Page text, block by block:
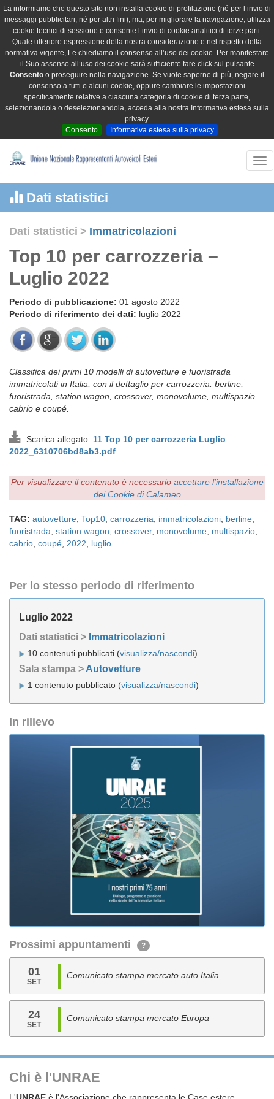
La informiamo che questo sito non installa cookie di profilazione (né per l’invio di
messaggi pubblicitari, né per altri fini); ma, per migliorare la navigazione, utilizza
cookie tecnici di sessione e consente l’invio di cookie analitici di terze parti.
Quale ulteriore espressione della nostra considerazione e nel rispetto della
normativa vigente, Le chiediamo il consenso all’uso dei cookie. Per manifestare
il Suo assenso all’uso dei cookie sarà sufficiente fare click sul pulsante
Consento o proseguire nella navigazione. Se vuole saperne di più, negare il
consenso a tutti o alcuni cookie, oppure cambiare le impostazioni
specificamente relative a ciascuna categoria di cookie di terza parte,
selezionandola o deselezionandola, acceda alla nostra Informativa estesa sulla
privacy.
Consento
Informativa estesa sulla privacy
Dati statistici
Dati statistici > Immatricolazioni
Top 10 per carrozzeria –
Luglio 2022
Periodo di pubblicazione: 01 agosto 2022
Periodo di riferimento dei dati: luglio 2022
Classifica dei primi 10 modelli di autovetture e fuoristrada
immatricolati in Italia, con il dettaglio per carrozzeria: berline,
fuoristrada, station wagon, crossover, monovolume, multispazio,
cabrio e coupé.
Scarica allegato: 11 Top 10 per carrozzeria Luglio
2022_6310706bd8ab3.pdf
Per visualizzare il contenuto è necessario accettare l'installazione
dei Cookie di Calameo
TAG: autovetture Top10 carrozzeria immatricolazioni berline
fuoristrada station wagon crossover, monovolume multispazio
cabrio coupé 2022 luglio
Per lo stesso periodo di riferimento
Luglio 2022
Dati statistici > Immatricolazioni
10 contenuti pubblicati (visualizza/nascondi)
Sala stampa > Autovetture
1 contenuto pubblicato (visualizza/nascondi)
In rilievo
Prossimi appuntamenti ?
01
SET
Comunicato stampa mercato auto Italia
24
SET
Comunicato stampa mercato Europa
Chi è l'UNRAE